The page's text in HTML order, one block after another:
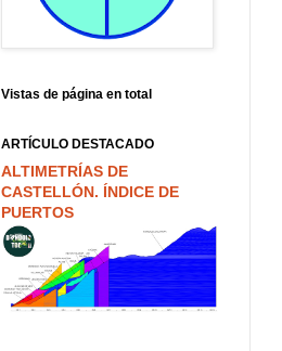
Vistas de página en total
ARTÍCULO DESTACADO
ALTIMETRÍAS DE
CASTELLÓN. ÍNDICE DE
PUERTOS